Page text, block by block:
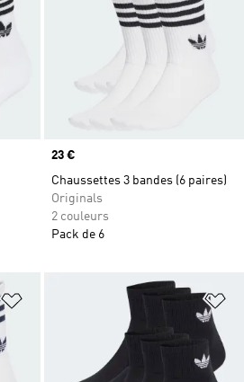
Prix
23 €
Chaussettes 3 bandes (6 paires)
Originals
2 couleurs
Pack de 6
Ajouter à la Liste de produits